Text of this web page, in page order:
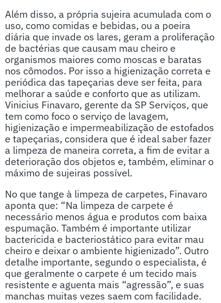
Além disso, a própria sujeira acumulada com o
uso, como comidas e bebidas, ou a poeira
diária que invade os lares, geram a proliferação
de bactérias que causam mau cheiro e
organismos maiores como moscas e baratas
nos cômodos. Por isso a higienização correta e
periódica das tapeçarias deve ser feita, para
melhorar a saúde e conforto que as utilizam.
Vinicius Finavaro, gerente da SP Serviços, que
tem como foco o serviço de lavagem,
higienização e impermeabilização de estofados
e tapeçarias, considera que é ideal saber fazer
a limpeza de maneira correta, a fim de evitar a
deterioração dos objetos e, também, eliminar o
máximo de sujeiras possível.
No que tange à limpeza de carpetes, Finavaro
aponta que: “Na limpeza de carpete é
necessário menos água e produtos com baixa
espumação. Também é importante utilizar
bactericida e bacteriostático para evitar mau
cheiro e deixar o ambiente higienizado”. Outro
detalhe importante, segundo o especialista, é
que geralmente o carpete é um tecido mais
resistente e aguenta mais “agressão”, e suas
manchas muitas vezes saem com facilidade.